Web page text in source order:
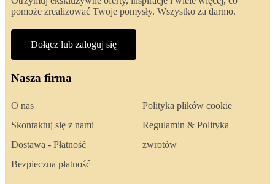
pomoże zrealizować Twoje pomysły. Wszystko za darmo.
Dołącz lub zaloguj się
Nasza firma
O nas
Skontaktuj się z nami
Dostawa - Płatność
Bezpieczna płatność
Polityka plików cookie
Regulamin & Polityka
zwrotów